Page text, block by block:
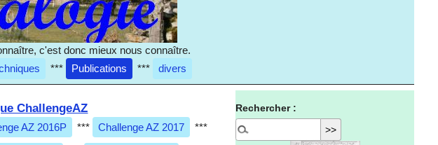
c'est donc mieux nous connaître.
*** Publications *** divers
ChallengeAZ
AZ 2016P *** Challenge AZ 2017 ***
Rechercher :